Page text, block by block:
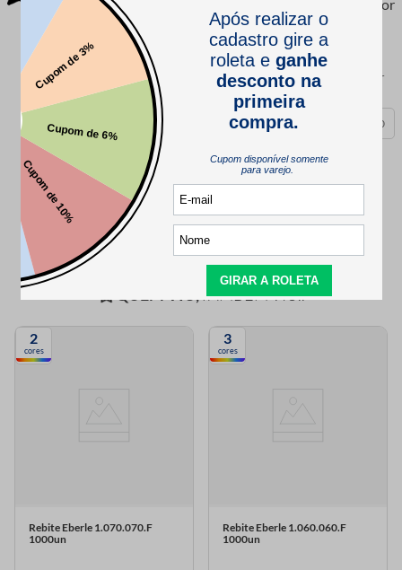
Olá, esse rebite necessita de matriz ou ele prende por
pressão? Obrigada.
Resposta da loja Maluli 1 ano atrás
Olá! 💙 O Rebite com Strass RSFast SS26 5mm, é aplicado por
pressão, ele não necessita de uma matriz. ☺️
esta resposta foi útil? 0
TAMBÉM VIU..
2
cores
Rebite Eberle 1.070.070.F
1000un
3
cores
Rebite Eberle 1.060.060.F
1000un